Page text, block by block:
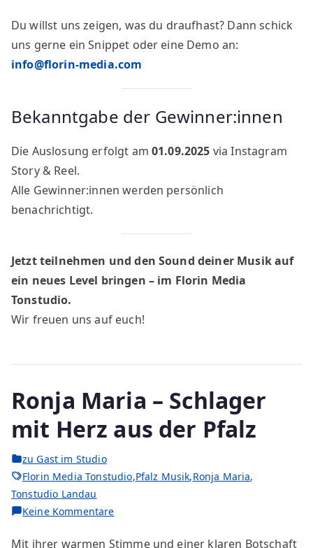
Du willst uns zeigen, was du draufhast? Dann schick
uns gerne ein Snippet oder eine Demo an:
info@florin-media.com
Bekanntgabe der Gewinner:innen
Die Auslosung erfolgt am 01.09.2025 via Instagram
Story & Reel.
Alle Gewinner:innen werden persönlich
benachrichtigt.
Jetzt teilnehmen und den Sound deiner Musik auf
ein neues Level bringen – im Florin Media
Tonstudio.
Wir freuen uns auf euch!
Ronja Maria – Schlager
mit Herz aus der Pfalz
zu Gast im Studio
Florin Media Tonstudio,Pfalz Musik,Ronja Maria,
Tonstudio Landau
Keine Kommentare
Mit ihrer warmen Stimme und einer klaren Botschaft